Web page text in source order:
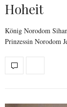
Hoheit
König Norodom
Prinzessin Norodom